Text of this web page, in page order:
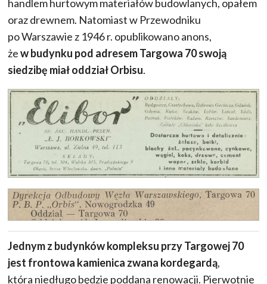
handlem hurtowym materiałów budowlanych, opałem
oraz drewnem. Natomiast w Przewodniku
po Warszawie z 1946 r. opublikowano anons,
żew budynku pod adresem Targowa 70 swoją
siedzibę miał oddział Orbisu.
Jednym z budynków kompleksu przy Targowej 70
jest frontowa kamienica zwana kordegardą,
która niedługo będzie poddana renowacji. Pierwotnie